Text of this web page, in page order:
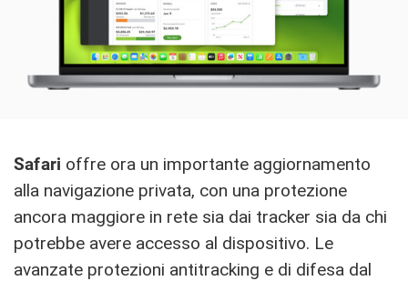
Safari offre ora un importante aggiornamento
alla navigazione privata, con una protezione
ancora maggiore in rete sia dai tracker sia da chi
potrebbe avere accesso al dispositivo. Le
avanzate protezioni antitracking e di difesa dal